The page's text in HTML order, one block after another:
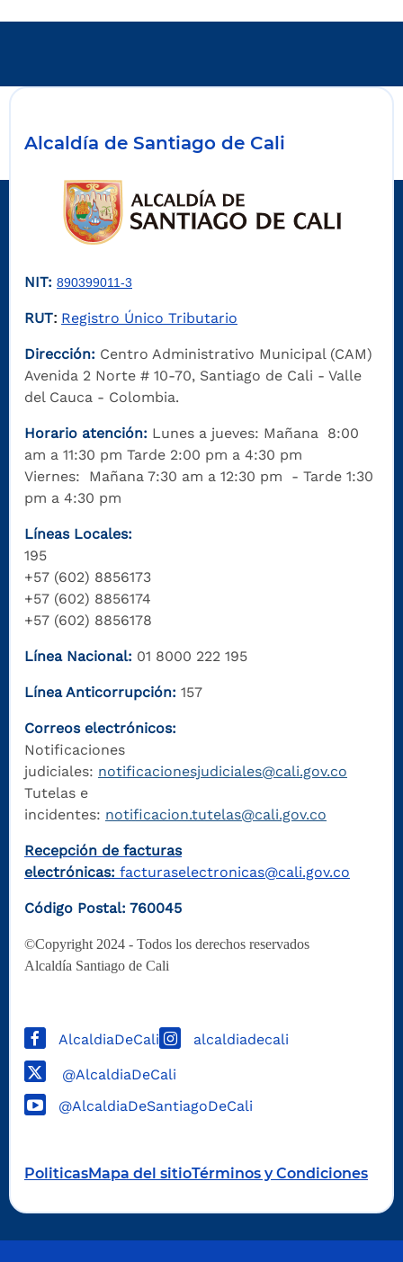
Alcaldía de Santiago de Cali
NIT: 890399011-3
RUT: Registro Único Tributario
Dirección: Centro Administrativo Municipal (CAM)
Avenida 2 Norte # 10-70, Santiago de Cali - Valle
del Cauca - Colombia.
Horario atención: Lunes a jueves: Mañana 8:00
am a 11:30 pm Tarde 2:00 pm a 4:30 pm
Viernes: Mañana 7:30 am a 12:30 pm - Tarde 1:30
pm a 4:30 pm
Líneas Locales:
195
+57 (602) 8856173
+57 (602) 8856174
+57 (602) 8856178
Línea Nacional: 01 8000 222 195
Línea Anticorrupción: 157
Correos electrónicos:
Notificaciones
judiciales: notificacionesjudiciales@cali.gov.co
Tutelas e
incidentes: notificacion.tutelas@cali.gov.co
Recepción de facturas
electrónicas: facturaselectronicas@cali.gov.co
Código Postal: 760045
©Copyright 2024 - Todos los derechos reservados
Alcaldía Santiago de Cali
AlcaldiaDeCali alcaldiadecali
@AlcaldiaDeCali
@AlcaldiaDeSantiagoDeCali
PoliticasMapa del sitioTérminos y Condiciones